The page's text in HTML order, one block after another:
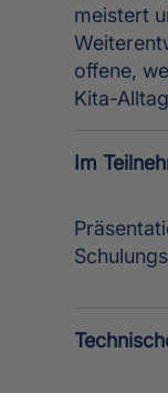
meistert
offene,
Kita-
Im